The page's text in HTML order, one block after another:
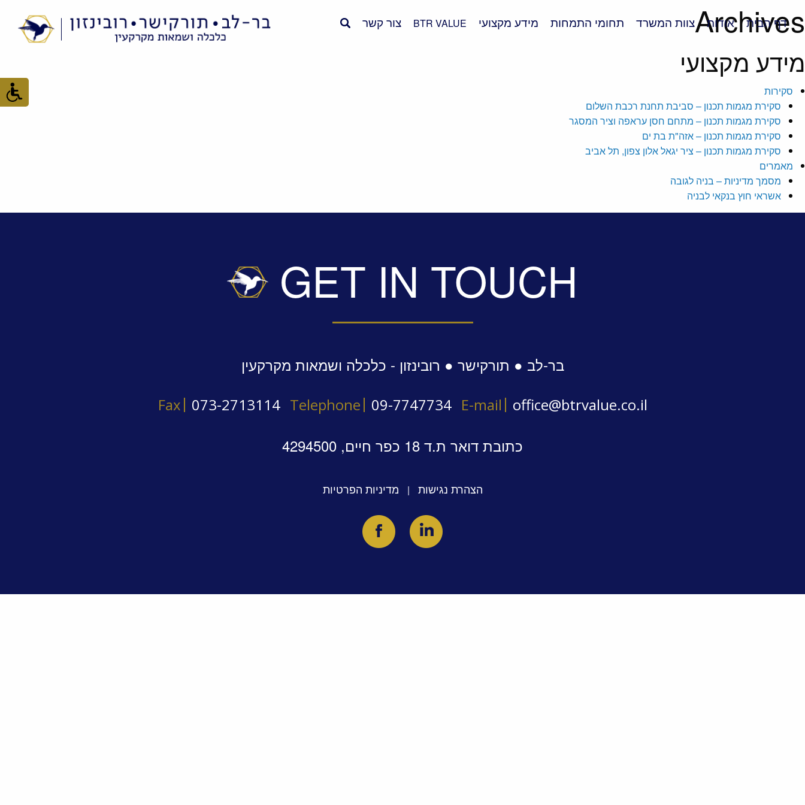
דף הבית אודות צוות המשרד תחומי התמחות מידע מקצועי BTR VALUE צור קשר Archives
מידע מקצועי
סקירות
סקירת מגמות תכנון – סביבת תחנת רכבת השלום
סקירת מגמות תכנון – מתחם חסן עראפה וציר המסגר
סקירת מגמות תכנון – אזה"ת בת ים
סקירת מגמות תכנון – ציר יגאל אלון צפון, תל אביב
מאמרים
מסמך מדיניות – בניה לגובה
אשראי חוץ בנקאי לבניה
GET IN TOUCH
בר-לב ● תורקישר ● רובינזון - כלכלה ושמאות מקרקעין
Fax 073-2713114 Telephone 09-7747734 E-mail office@btrvalue.co.il
כתובת דואר ת.ד 18 כפר חיים, 4294500
הצהרת נגישות | מדיניות הפרטיות